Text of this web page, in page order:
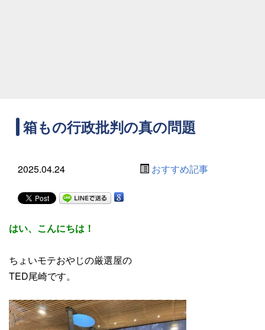
箱もの行政批判の真の問題
2025.04.24 おすすめ記事
はい、こんにちは！
ちょいモテおやじの厳選屋の
TED尾崎です。